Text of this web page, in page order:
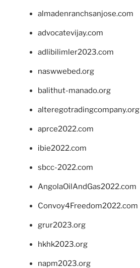
almadenranchsanjose.com
advocatevijay.com
adlibilimler2023.com
naswwebed.org
balithut-manado.org
alteregotradingcompany.org
aprce2022.com
ibie2022.com
sbcc-2022.com
AngolaOilAndGas2022.com
Convoy4Freedom2022.com
grur2023.org
hkhk2023.org
napm2023.org